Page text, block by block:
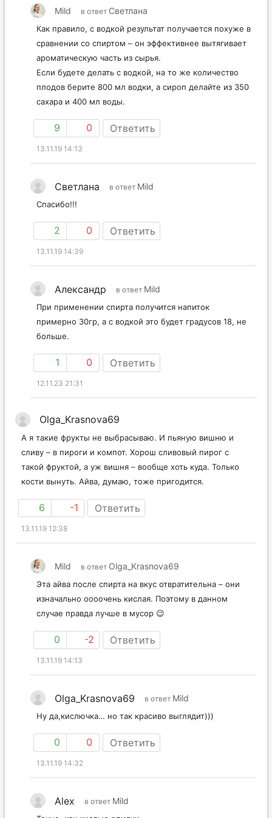
Светлана
Как правило, с водкой результат получается похуже в
сравнении со спиртом – он эффективнее вытягивает
ароматическую часть из сырья.
Если будете делать с водкой, на то же количество
плодов берите 800 мл водки, а сироп делайте из 350
9 0 Ответить
13.11.19 14:13
Светлана
2 0 Ответить
13.11.19 14:39
При применении спирта получится напиток
примерно 30гр, а с водкой это будет градусов 18, не
1 0 Ответить
12.11.23 21:31
Olga_Krasnova69
А я такие фрукты не выбрасываю. И пьяную вишню и
сливу – в пироги и компот. Хорош сливовый пирог с
такой фруктой, а уж вишня – вообще хоть куда. Только
6 -1 Ответить
13.11.19 12:38
Mild
Эта айва после спирта на вкус отвратительна – они
изначально оооочень кислая. Поэтому в данном
0 -2 Ответить
13.11.19 14:13
0 0 Ответить
13.11.19 14:32